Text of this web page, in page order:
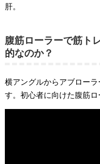
肝。
腹筋ローラーで筋ト
的なのか？
横アングルからアブロー
す。初心者に向けた腹筋ロ